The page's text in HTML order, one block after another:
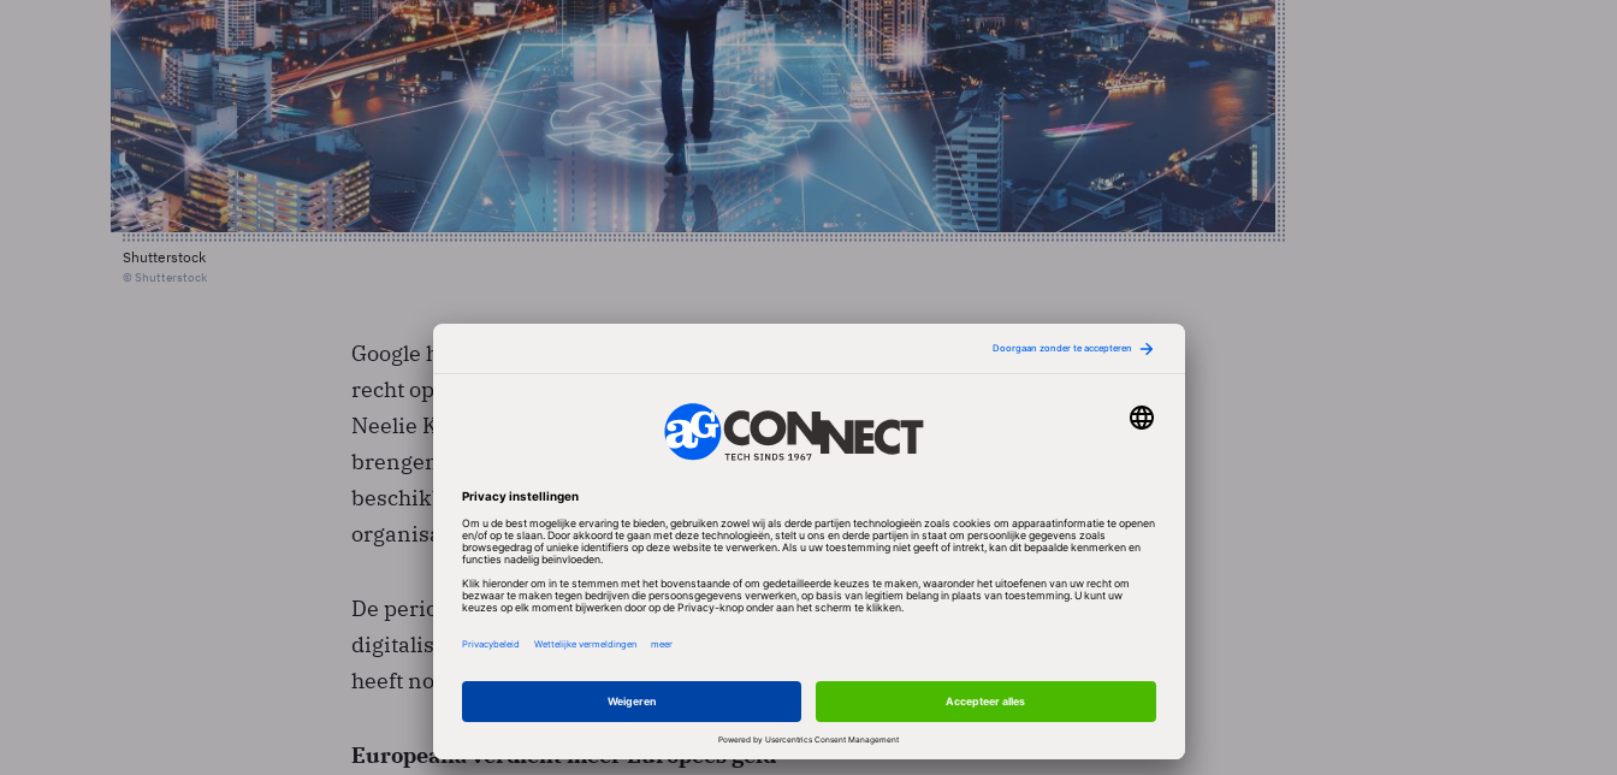
Shutterstock
© Shutterstock
Google heeft eerder aangegeven na een periode van 15 jaar het exclusieve
recht op het gedigitaliseerde materiaal te willen opgeven. Eurocommissaris
Neelie Kroes zei gisteren dat zij het voorstel steunt om deze periode terug te
brengen tot 7 jaar. In het voorstel moet het werk in die periode wel
beschikbaar kunnen zijn via bibliotheken en websites van niet-commerciële
organisaties.
De periode van 7 jaar moet voldoende zijn voor bedrijven als Google die de
digitalisering ter hand nemen, om de investering terug te verdienen. Google
heeft nog niet gereageerd op het voorstel.
Europeana verdient meer Europees geld